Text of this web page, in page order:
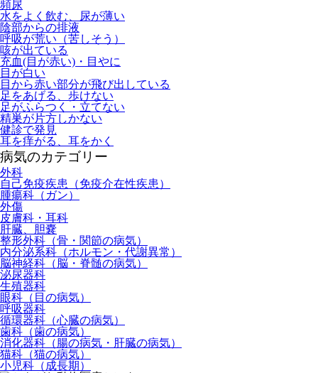
頻尿
水をよく飲む、尿が薄い
陰部からの排液
呼吸が荒い（苦しそう）
咳が出ている
充血(目が赤い)・目やに
目が白い
目から赤い部分が飛び出している
足をあげる、歩けない
足がふらつく・立てない
精巣が片方しかない
健診で発見
耳を痒がる、耳をかく
病気のカテゴリー
外科
自己免疫疾患（免疫介在性疾患）
腫瘍科（ガン）
外傷
皮膚科・耳科
肝臓、胆嚢
整形外科（骨・関節の病気）
内分泌系科（ホルモン・代謝異常）
脳神経科（脳・脊髄の病気）
泌尿器科
生殖器科
眼科（目の病気）
呼吸器科
循環器科（心臓の病気）
歯科（歯の病気）
消化器科（腸の病気・肝臓の病気）
猫科（猫の病気）
小児科（成長期）